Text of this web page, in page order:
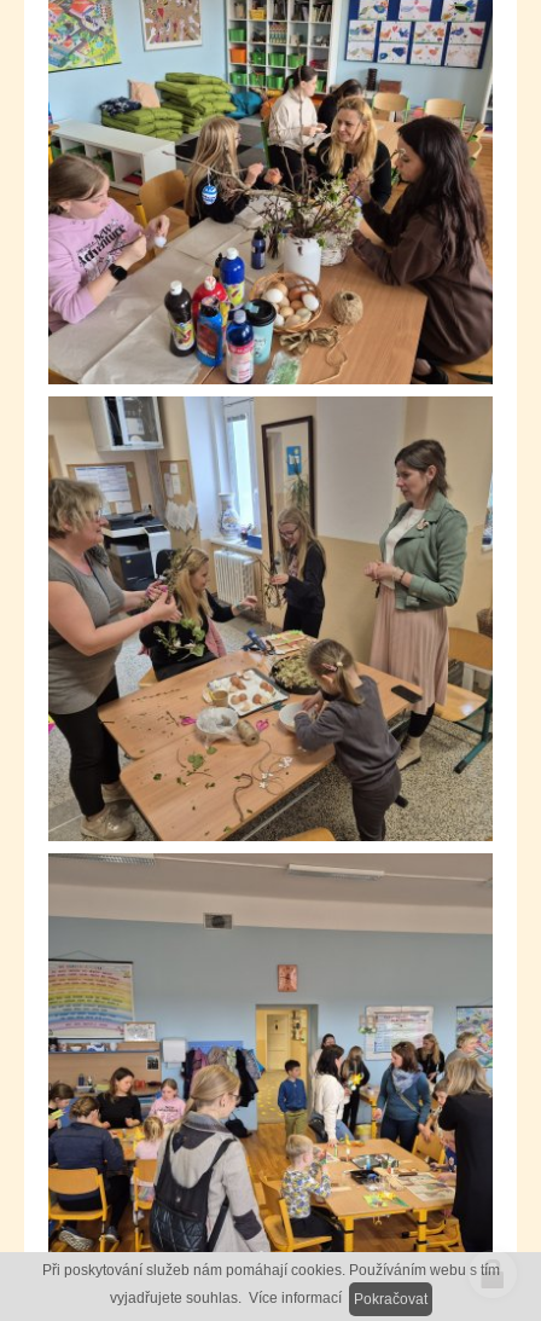
Při poskytování služeb nám pomáhají cookies. Používáním webu s tím
vyjadřujete souhlas. Více informací Pokračovat